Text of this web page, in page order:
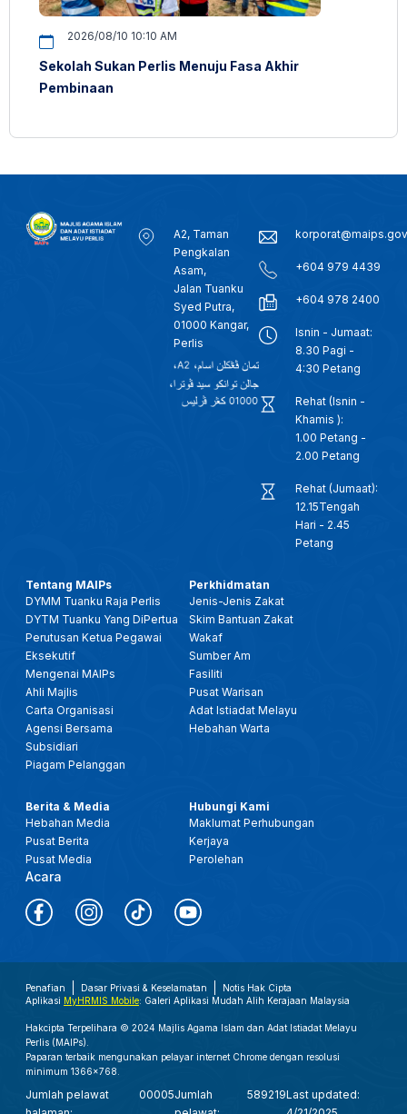
2026/08/10 10:10 AM
Sekolah Sukan Perlis Menuju Fasa Akhir
Pembinaan
A2, Taman
Pengkalan
Asam,
Jalan Tuanku
Syed Putra,
01000 Kangar,
Perlis
+604 979 4439
+604 978 2400
Isnin - Jumaat:
8.30 Pagi -
4:30 Petang
Rehat (Isnin -
Khamis ):
1.00 Petang -
2.00 Petang
Rehat (Jumaat):
12.15Tengah
Hari - 2.45
Petang
Tentang MAIPs
DYMM Tuanku Raja Perlis
DYTM Tuanku Yang DiPertua
Perutusan Ketua Pegawai
Eksekutif
Mengenai MAIPs
Ahli Majlis
Carta Organisasi
Agensi Bersama
Subsidiari
Piagam Pelanggan
Perkhidmatan
Jenis-Jenis Zakat
Skim Bantuan Zakat
Wakaf
Sumber Am
Fasiliti
Pusat Warisan
Adat Istiadat Melayu
Hebahan Warta
Berita & Media
Hebahan Media
Pusat Berita
Pusat Media
Acara
Hubungi Kami
Maklumat Perhubungan
Kerjaya
Perolehan
Penafian Dasar Privasi & Keselamatan
Notis Hak Cipta
Aplikasi MyHRMIS Mobile: Galeri Aplikasi Mudah Alih Kerajaan Malaysia
Hakcipta Terpelihara © 2024 Majlis Agama Islam dan Adat Istiadat Melayu
Perlis (MAIPs).
Paparan terbaik mengunakan pelayar internet Chrome dengan resolusi
minimum 1366x768.
Jumlah pelawat
00005Jumlah
589219Last updated: